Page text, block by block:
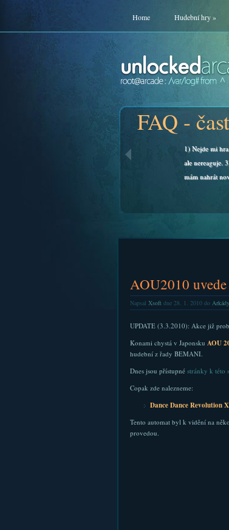
Home Hudební hry»
FAQ -
1) Nejde mi
ale nereaguje.
mám nahrát
AOU2010
Napsal Xsoftdne 28. 1. 2010 do Arkády
UPDATE (3.3.2010): Akce již
Konami chystá v Japonsku AOU
hudební z řady BEMANI.
Dnes jsou přístupné stránky k této
Copak zde nalezneme:
Dance Dance Revolution
Tento automat byl k vidění na
provedou.